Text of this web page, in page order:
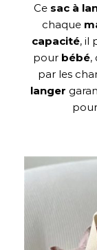
Ce sac à
chaque
capacité, il
pour bébé,
par les
langer